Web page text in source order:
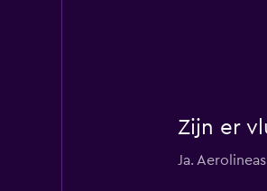
Zijn er
Ja.